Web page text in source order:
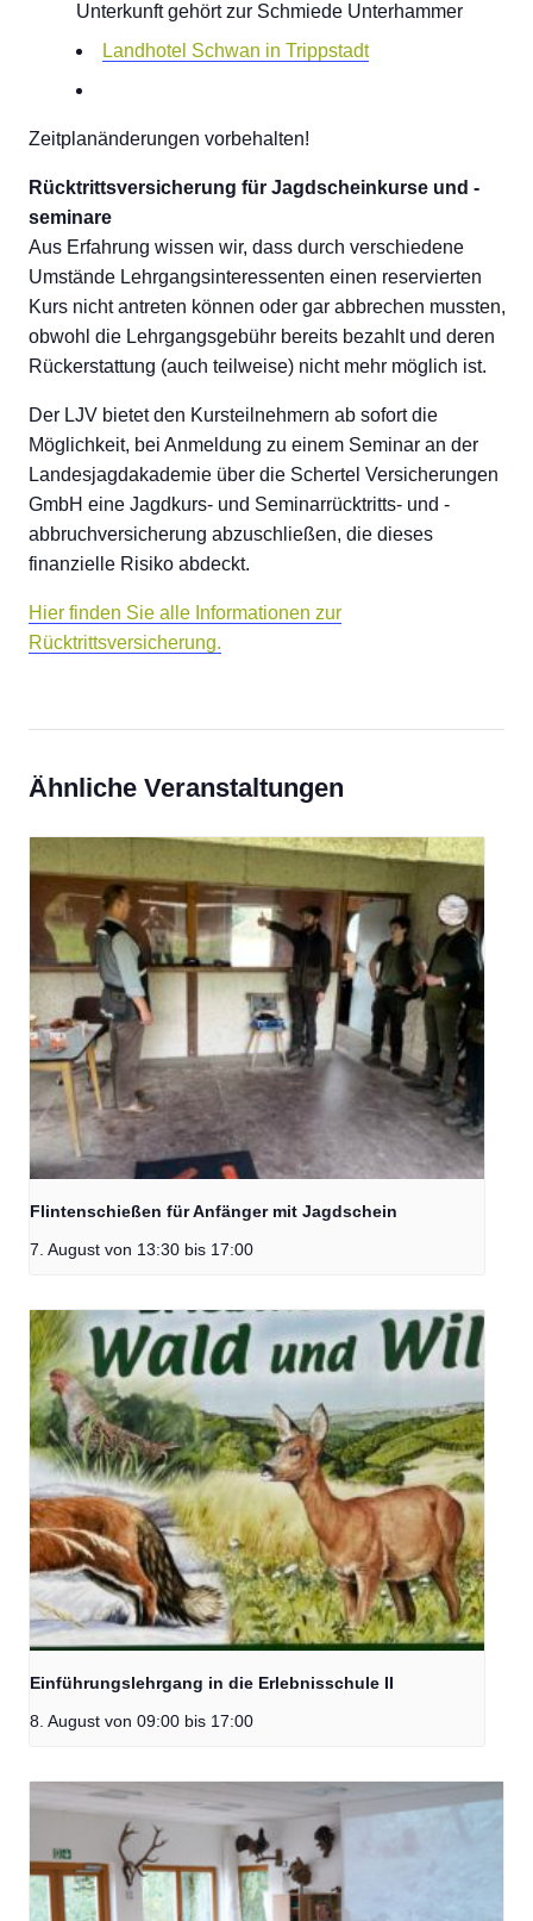
Unterkunft gehört zur Schmiede Unterhammer
Landhotel Schwan in Trippstadt
Zeitplanänderungen vorbehalten!
Rücktrittsversicherung für Jagdscheinkurse und -
seminare
Aus Erfahrung wissen wir, dass durch verschiedene
Umstände Lehrgangsinteressenten einen reservierten
Kurs nicht antreten können oder gar abbrechen mussten,
obwohl die Lehrgangsgebühr bereits bezahlt und deren
Rückerstattung (auch teilweise) nicht mehr möglich ist.
Der LJV bietet den Kursteilnehmern ab sofort die
Möglichkeit, bei Anmeldung zu einem Seminar an der
Landesjagdakademie über die Schertel Versicherungen
GmbH eine Jagdkurs- und Seminarrücktritts- und -
abbruchversicherung abzuschließen, die dieses
finanzielle Risiko abdeckt.
Hier finden Sie alle Informationen zur
Rücktrittsversicherung.
Ähnliche Veranstaltungen
Flintenschießen für Anfänger mit Jagdschein
7. August von 13:30 bis 17:00
Einführungslehrgang in die Erlebnisschule II
8. August von 09:00 bis 17:00